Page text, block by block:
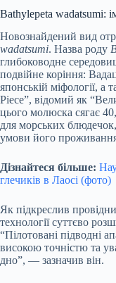
Bathylepeta wadatsumi:
Новознайдений вид
wadatsumi. Назва роду
глибоководне
подвійне коріння:
японській міфології, а
Piece”, відомий як
цього молюска сягає
для морських
умови його
Дізнайтеся більше:
глечиків в Лаосі (фото)
Як підкреслив
технології суттєво
“Пілотовані підводні
високою точністю та
дно”, — зазначив він.